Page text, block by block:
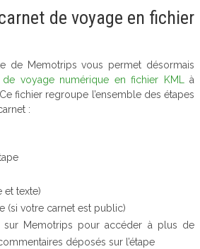
de voyage en fichier
de Memotrips vous permet désormais
de voyage numérique en fichier KMLà
fichier regroupe l’ensemble des étapes
:
et texte)
(si votre carnet est public)
sur Memotrips pour accéder à plus de
déposés sur l’étape